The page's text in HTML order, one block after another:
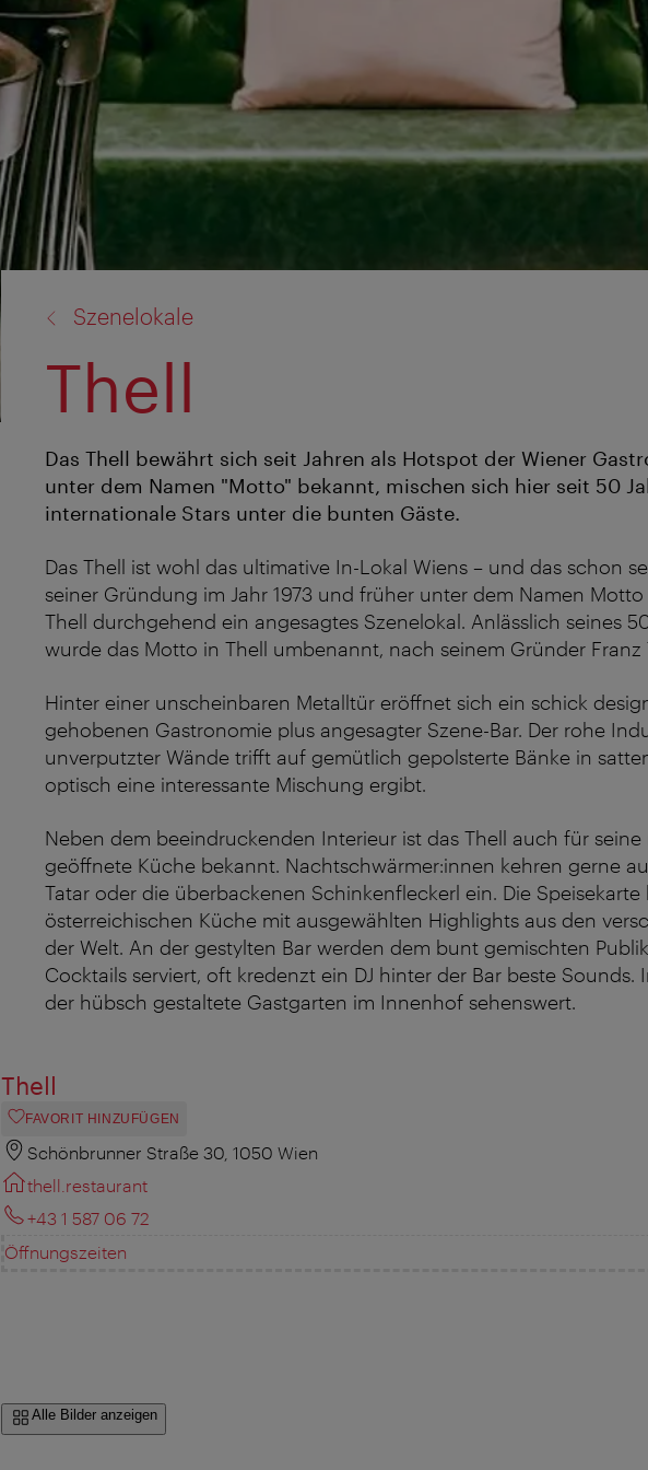
Szenelokale
Thell
Das Thell bewährt sich seit Jahren als Hotspot der Wiener
unter dem Namen "Motto" bekannt, mischen sich hier seit 50
internationale Stars unter die bunten Gäste.
Das Thell ist wohl das ultimative In-Lokal Wiens – und das schon
seiner Gründung im Jahr 1973 und früher unter dem Namen
Thell durchgehend ein angesagtes Szenelokal. Anlässlich seines
wurde das Motto in Thell umbenannt, nach seinem Gründer Franz
Hinter einer unscheinbaren Metalltür eröffnet sich ein schick
gehobenen Gastronomie plus angesagter Szene-Bar. Der rohe
unverputzter Wände trifft auf gemütlich gepolsterte Bänke in
optisch eine interessante Mischung ergibt.
Neben dem beeindruckenden Interieur ist das Thell auch für
geöffnete Küche bekannt. Nachtschwärmer:innen kehren gerne
Tatar oder die überbackenen Schinkenfleckerl ein. Die Speisekarte
österreichischen Küche mit ausgewählten Highlights aus den
der Welt. An der gestylten Bar werden dem bunt gemischten
Cocktails serviert, oft kredenzt ein DJ hinter der Bar beste Sounds.
der hübsch gestaltete Gastgarten im Innenhof sehenswert.
Thell
FAVORIT HINZUFÜGEN
Schönbrunner Straße 30, 1050 Wien
thell.restaurant
+43 1 587 06 72
Öffnungszeiten
Alle Bilder anzeigen